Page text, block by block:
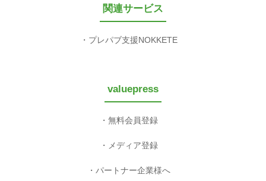
関連サービス
プレパブ支援NOKKETE
valuepress
無料会員登録
メディア登録
パートナー企業様へ